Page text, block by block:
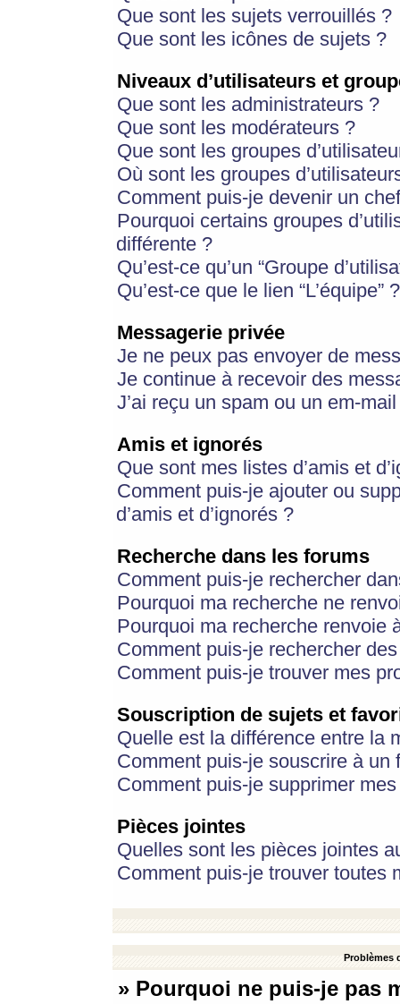
Que sont les sujets verrouillés ?
Que sont les icônes de sujets ?
Niveaux d’utilisateurs et
Que sont les administrateurs ?
Que sont les modérateurs ?
Que sont les groupes
Où sont les groupes
Comment puis-je devenir un
Pourquoi certains groupes
différente ?
Qu’est-ce qu’un “Groupe
Qu’est-ce que le lien “L’équipe” ?
Messagerie privée
Je ne peux pas envoyer de
Je continue à recevoir des
J’ai reçu un spam ou un em-
Amis et ignorés
Que sont mes listes d’amis et
Comment puis-je ajouter ou
d’amis et d’ignorés ?
Recherche dans les forums
Comment puis-je rechercher
Pourquoi ma recherche ne
Pourquoi ma recherche renvoie
Comment puis-je rechercher
Comment puis-je trouver mes
Souscription de sujets et
Quelle est la différence entre la
Comment puis-je souscrire à
Comment puis-je supprimer
Pièces jointes
Quelles sont les pièces jointes
Comment puis-je trouver toutes
Problèmes
» Pourquoi ne puis-je pas